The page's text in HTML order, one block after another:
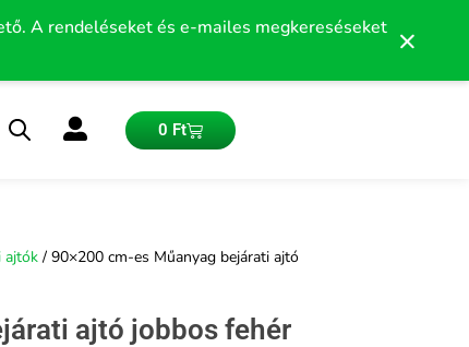
A rendeléseket és e-mailes megkereséseket ×
0 FtKosár
ajtók / 90×200 cm-es Műanyag bejárati ajtó
ajtó jobbos fehér